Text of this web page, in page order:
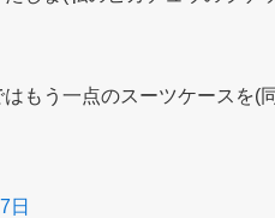
もう一点のスーツケースを(
日